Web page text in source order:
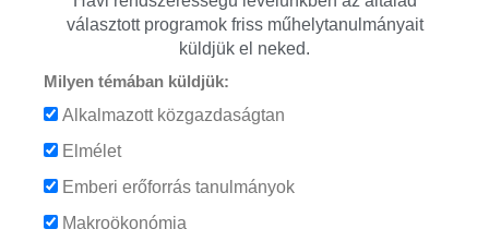
választott programok friss műhelytanulmányait
küldjük el neked.
Milyen témában küldjük:
Alkalmazott közgazdaságtan
Elmélet
Emberi erőforrás tanulmányok
Makroökonómia